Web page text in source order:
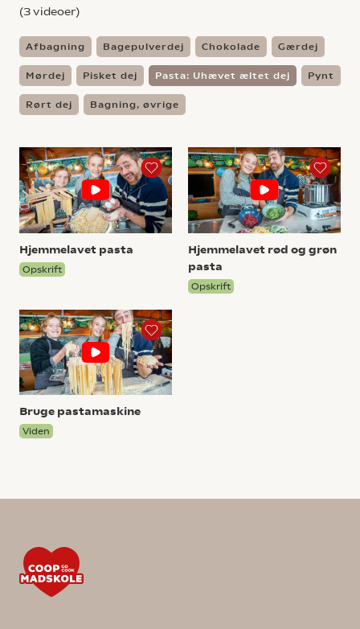
(3videoer)
Afbagning Bagepulverdej Chokolade Gærdej
Mørdej Pisket dej Pasta: Uhævet æltet dej Pynt
Rørt dej Bagning, øvrige
Hjemmelavet pasta
Opskrift
Hjemmelavet rød og grøn
pasta
Opskrift
Bruge pastamaskine
Viden